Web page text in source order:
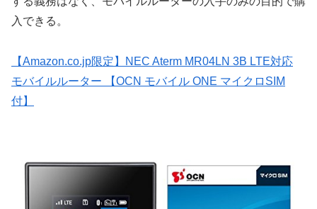
入できる。
【Amazon.co.jp限定】NEC Aterm MR04LN 3B LTE対応
モバイルルーター 【OCN モバイル ONE マイクロSIM
付】